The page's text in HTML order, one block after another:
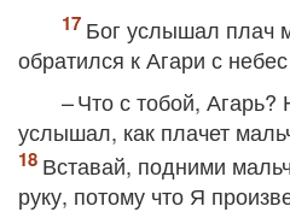
Бог услышал плач
обратился к Агари с
– Что с тобой, Агарь?
услышал, как плачет
Вставай, подними
руку, потому что Я